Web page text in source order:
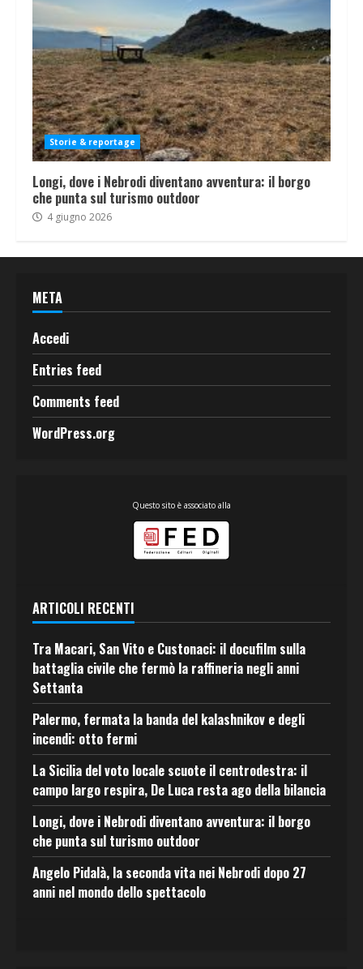
Storie & reportage
Longi, dove i Nebrodi diventano avventura: il borgo
che punta sul turismo outdoor
4 giugno 2026
META
Accedi
Entries feed
Comments feed
WordPress.org
Questo sito è associato alla
ARTICOLI RECENTI
Tra Macari, San Vito e Custonaci: il docufilm sulla
battaglia civile che fermò la raffineria negli anni
Settanta
Palermo, fermata la banda del kalashnikov e degli
incendi: otto fermi
La Sicilia del voto locale scuote il centrodestra: il
campo largo respira, De Luca resta ago della bilancia
Longi, dove i Nebrodi diventano avventura: il borgo
che punta sul turismo outdoor
Angelo Pidalà, la seconda vita nei Nebrodi dopo 27
anni nel mondo dello spettacolo